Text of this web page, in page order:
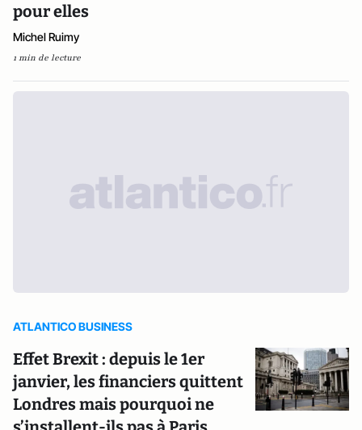
pour elles
Michel Ruimy
1 min de lecture
ATLANTICO BUSINESS
Effet Brexit : depuis le 1er
janvier, les financiers quittent
Londres mais pourquoi ne